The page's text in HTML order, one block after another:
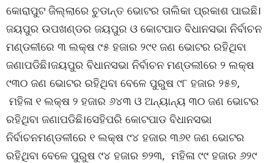
କୋରାପୁଟ ଜିଲ୍ଲାରେ ଚୁଡାନ୍ତ ଭୋଟର ତାଲିକା ପ୍ରକାଶ ପାଇଛି।
ଜୟପୁର ଉପଖଣ୍ଡର ଜୟପୁର ଓ କୋଟପାଡ ବିଧାନସଭା ନିର୍ବାଚନ
ମଣ୍ଡଳୀରେ ୩ ଲକ୍ଷ ୯୫ ହଜାର ୨୯୧ ଜଣ ଭୋଟର ରହିଥିବା
ଜଣାପଡିଛି।ଜୟପୁର ବିଧାନସଭା ନିର୍ବାଚନ ମଣ୍ଡଲୀରେ ୨ ଲକ୍ଷ
୯୩୦ ଜଣ ଭୋଟର ରହିଥିବା ବେଳେ ପୁରୁଷ ୯୮ ହଜାର ୨୫୭,
ମହିଳା ୧ ଲକ୍ଷ ୨ ହଜାର ୬୪୩ ଓ ଅନ୍ୟାନ୍ୟ ୩୦ ଜଣ ଭୋଟର
ରହିଥିବା ଜଣାପଡିଛି।ସେହିପରି କୋଟପାଡ ବିଧାନସଭା
ନିର୍ବାଚନମଣ୍ଡଳୀରେ ୧ ଲକ୍ଷ ୯୪ ହଜାର ୩୬୧ ଜଣ ଭୋଟର
ରହିଥିବା ବେଳେ ପୁରୁଷ ୯୪ ହଜାର ୭୨୩, ମହିଳା ୯୯ ହଜାର ୬୨୯